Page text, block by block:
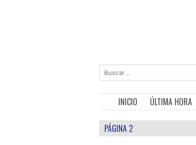
INICIO ÚLTIMA HORA
PÁGINA 2